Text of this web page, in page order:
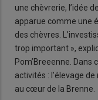
une chèvrerie, l’idée
apparue comme une
des chèvres.
trop important »,
Pom’Breeenne. Dans
activités : l’élevage
au cœur de la Brenne.